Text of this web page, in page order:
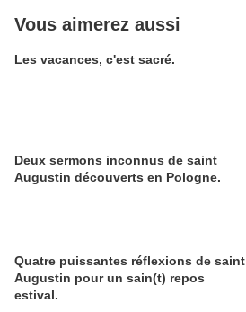
Vous aimerez aussi
Les vacances, c'est sacré.
Deux sermons inconnus de saint
Augustin découverts en Pologne.
Quatre puissantes réflexions de saint
Augustin pour un sain(t) repos
estival.